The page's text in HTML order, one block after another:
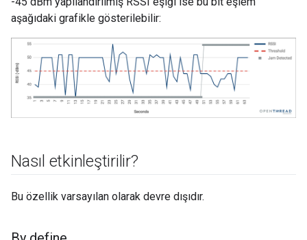
aşağıdaki grafikle gösterilebilir:
Nasıl etkinleştirilir?
Bu özellik varsayılan olarak devre dışıdır.